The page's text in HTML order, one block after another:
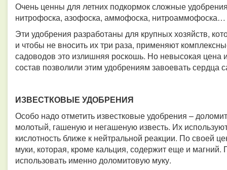
Очень ценны для летних подкормок сложные
нитрофоска, азофоска, аммофоска,
Эти удобрения разработаны для крупных хозяйств,
и чтобы не вносить их три раза, применяют
садоводов это излишняя роскошь. Но невысокая цена
состав позволили этим удобрениям завоевать сердца
ИЗВЕСТКОВЫЕ УДОБРЕНИЯ
Особо надо отметить известковые удобрения –
молотый, гашеную и негашеную известь. Их
кислотность ближе к нейтральной реакции. По своей
муки, которая, кроме кальция, содержит еще и
использовать именно доломитовую муку.